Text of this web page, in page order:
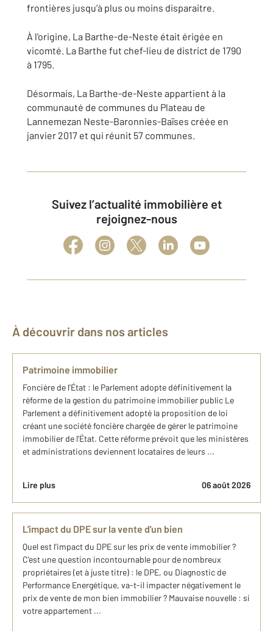
frontières jusqu’à plus ou moins disparaitre.
À l'origine, La Barthe-de-Neste était érigée en
vicomté. La Barthe fut chef-lieu de district de 1790
à 1795.
Désormais, La Barthe-de-Neste appartient à la
communauté de communes du Plateau de
Lannemezan Neste-Baronnies-Baïses créée en
janvier 2017 et qui réunit 57 communes.
Suivez l’actualité immobilière et
rejoignez-nous
À découvrir dans nos articles
Patrimoine immobilier
Foncière de l'État : le Parlement adopte définitivement la
réforme de la gestion du patrimoine immobilier public Le
Parlement a définitivement adopté la proposition de loi
créant une société foncière chargée de gérer le patrimoine
immobilier de l'État. Cette réforme prévoit que les ministères
et administrations deviennent locataires de leurs ...
Lire plus 06 août 2026
L'impact du DPE sur la vente d'un bien
Quel est l'impact du DPE sur les prix de vente immobilier ?
C’est une question incontournable pour de nombreux
propriétaires (et à juste titre) : le DPE, ou Diagnostic de
Performance Energétique, va-t-il impacter négativement le
prix de vente de mon bien immobilier ? Mauvaise nouvelle : si
votre appartement ...